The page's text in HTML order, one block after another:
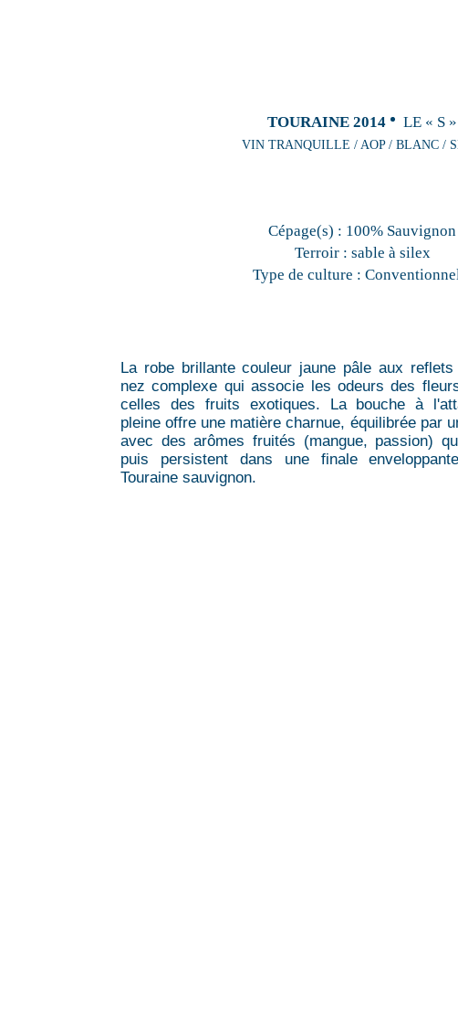
TOURAINE 2014 LE « S »
VIN TRANQUILLE / AOP / BLANC /
Cépage(s) : 100% Sauvignon
Terroir : sable à silex
Type de culture :
La robe brillante couleur jaune pâle aux
nez complexe qui associe les odeurs des
celles des fruits exotiques. La bouche à
pleine offre une matière charnue, équilibrée par
avec des arômes fruités (mangue, passion)
puis persistent dans une finale
Touraine sauvignon.